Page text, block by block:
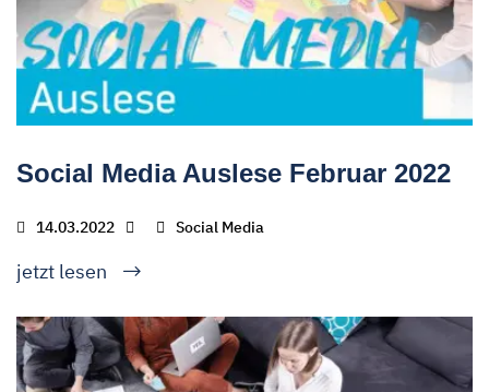
Social Media Auslese Februar 2022
14.03.2022 Social Media
jetzt lesen